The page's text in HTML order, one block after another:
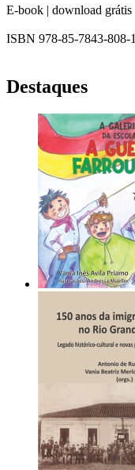
E-book | download grátis
ISBN 978-85-7843-808-1
Destaques